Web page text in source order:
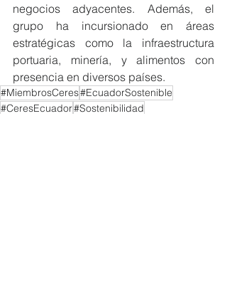
negocios adyacentes. Además, el
grupo ha incursionado en áreas
estratégicas como la infraestructura
portuaria, minería, y alimentos con
presencia en diversos países.
#MiembrosCeres#EcuadorSostenible
#CeresEcuador#Sostenibilidad